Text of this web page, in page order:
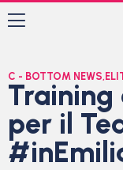
C - BOTTOM NEWS,
Training
per il